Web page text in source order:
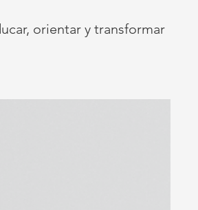
orientar y transformar